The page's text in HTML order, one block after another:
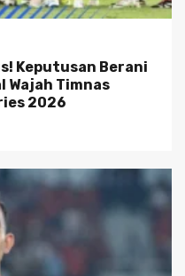
Keputusan Berani
Wajah Timnas
2026